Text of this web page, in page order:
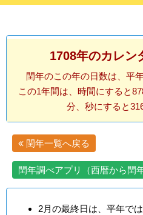
1708年のカレン
閏年のこの年の日数は、平
この1年間は、時間にすると
分、秒にすると
閏年一覧へ戻る
閏年調べアプリ（西暦から閏
2月の最終日は、平年で